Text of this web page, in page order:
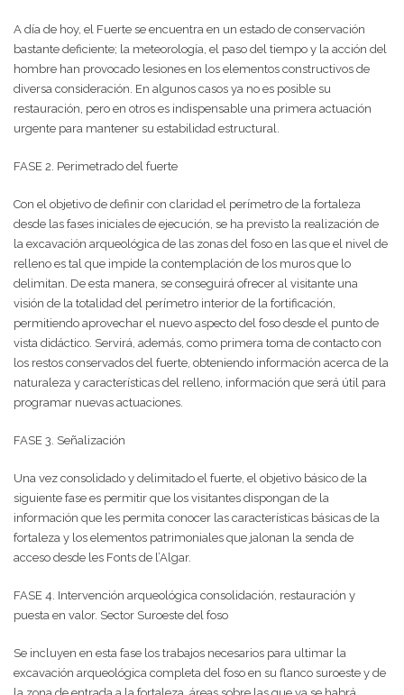
A día de hoy, el Fuerte se encuentra en un estado de conservación
bastante deficiente; la meteorología, el paso del tiempo y la acción del
hombre han provocado lesiones en los elementos constructivos de
diversa consideración. En algunos casos ya no es posible su
restauración, pero en otros es indispensable una primera actuación
urgente para mantener su estabilidad estructural.
FASE 2. Perimetrado del fuerte
Con el objetivo de definir con claridad el perímetro de la fortaleza
desde las fases iniciales de ejecución, se ha previsto la realización de
la excavación arqueológica de las zonas del foso en las que el nivel de
relleno es tal que impide la contemplación de los muros que lo
delimitan. De esta manera, se conseguirá ofrecer al visitante una
visión de la totalidad del perímetro interior de la fortificación,
permitiendo aprovechar el nuevo aspecto del foso desde el punto de
vista didáctico. Servirá, además, como primera toma de contacto con
los restos conservados del fuerte, obteniendo información acerca de la
naturaleza y características del relleno, información que será útil para
programar nuevas actuaciones.
FASE 3. Señalización
Una vez consolidado y delimitado el fuerte, el objetivo básico de la
siguiente fase es permitir que los visitantes dispongan de la
información que les permita conocer las características básicas de la
fortaleza y los elementos patrimoniales que jalonan la senda de
acceso desde les Fonts de l’Algar.
FASE 4. Intervención arqueológica consolidación, restauración y
puesta en valor. Sector Suroeste del foso
Se incluyen en esta fase los trabajos necesarios para ultimar la
excavación arqueológica completa del foso en su flanco suroeste y de